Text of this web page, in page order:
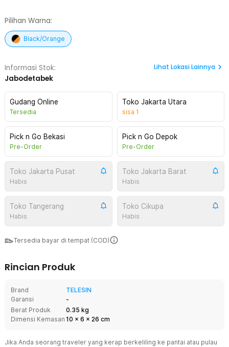
Pilihan Warna:
Black/Orange
Informasi Stok:
Jabodetabek
Lihat Lokasi Lainnya
Gudang Online
Tersedia
Toko Jakarta Utara
sisa 1
Pick n Go Bekasi
Pre-Order
Pick n Go Depok
Pre-Order
Toko Jakarta Pusat
Habis
Toko Jakarta Barat
Habis
Toko Tangerang
Habis
Toko Cikupa
Habis
Tersedia bayar di tempat (COD)
Rincian Produk
Brand
TELESIN
Garansi
-
Berat Produk
0.35 kg
Dimensi Kemasan 10 x 6 x 26 cm
Jika Anda seorang traveler yang kerap berkeliling ke pantai atau pulau